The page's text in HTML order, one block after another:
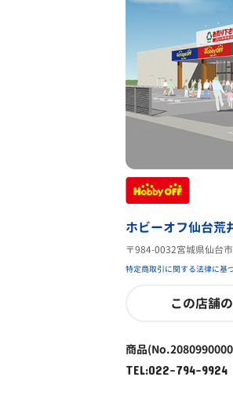
ホビーオフ仙台荒
〒984-0032宮城県仙台
特定商取引に関する法律に基
この店舗
商品
TEL:022-794-9924